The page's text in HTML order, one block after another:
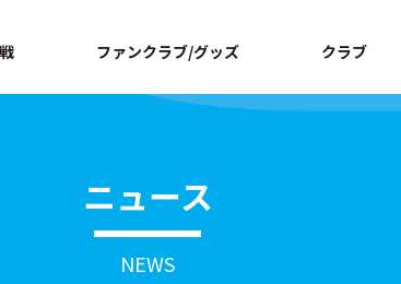
ファンクラブ/グッズ クラブ
ニュース
NEWS